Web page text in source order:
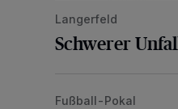
Langerfeld
Schwerer
WSV: Übertragung
Fußball-Pokal